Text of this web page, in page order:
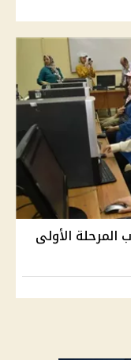
الأولى